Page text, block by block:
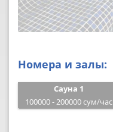
Номера и залы:
Сауна 1
100000 - 200000 сум/час